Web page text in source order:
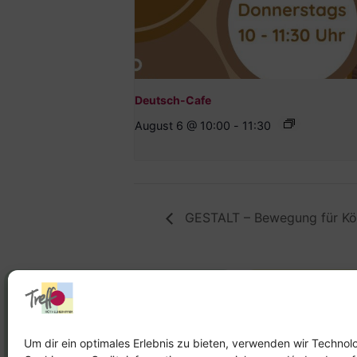
Um dir ein optimales Erlebnis zu bieten, verwenden wir
Deutsch-Cafe
August 6 @ 10:00 - 11:30
GESTALT – Bewegung für
Stadtteilhaus
Tel.:09131-9232777 Tel.: Telefon: